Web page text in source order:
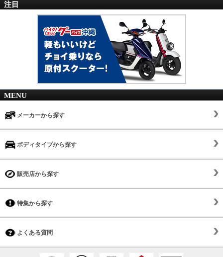
注目
MENU
メーカーから探す
ボディタイプから探す
販売店から探す
特集から探す
よくある質問